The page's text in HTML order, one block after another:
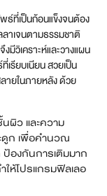
ธ์ที่เป็นก้อนแข็งจนต้อง
าเจนตามธรรมชาติ
มีวิเคราะห์และวางแผน
รียบเนียน สวยเป็น
ายในภายหลัง ด้วย
ผิว และความ
ดูก เพื่อคำนวณ
องกันการเติมมาก
ให้โปรแกรมฟิลเลอ